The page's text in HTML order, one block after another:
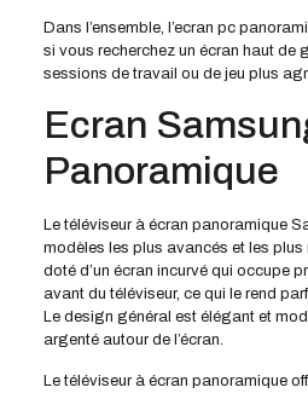
Dans l’ensemble, l’ecran pc
si vous recherchez un écran haut de
sessions de travail ou de jeu plus
Ecran
Panoramique
Le téléviseur à écran panoramique
modèles les plus avancés et les plus
doté d’un écran incurvé qui occupe
avant du téléviseur, ce qui le rend
Le design général est élégant et
argenté autour de l’écran.
Le téléviseur à écran panoramique